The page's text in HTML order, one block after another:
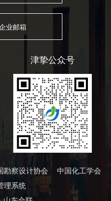
业邮箱
津挚公众号
勘察设计协会
中国化工学会
理系统